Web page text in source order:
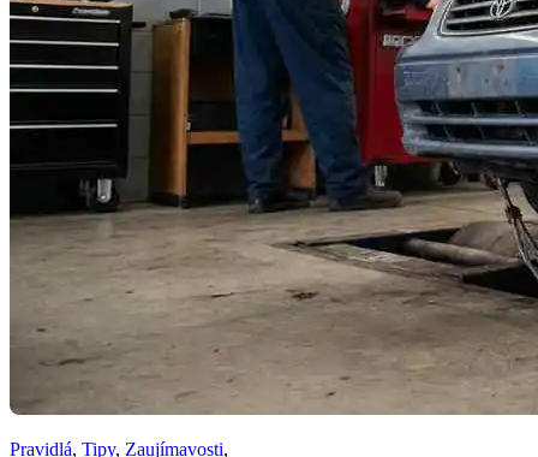
Pravidlá, Tipy, Zaujímavosti,